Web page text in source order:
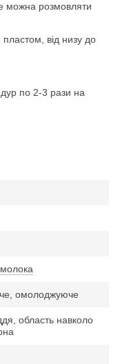
можна розмовляти
від низу до
по 2-3 рази на
омолоджуюче
область навколо